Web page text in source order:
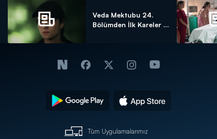
Veda Mektubu 24.
Bölümden İlk Kareler ...
Tüm Uygulamalarımız